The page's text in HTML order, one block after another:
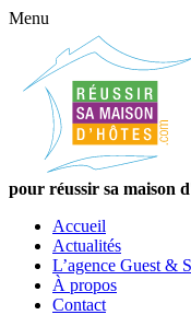
Menu
pour réussir sa maison
Accueil
Actualités
L’agence Guest &
À propos
Contact